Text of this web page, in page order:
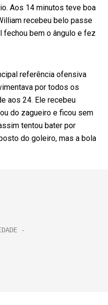
Aos 14 minutos teve boa
recebeu belo passe
fechou bem o ângulo e fez
referência ofensiva
por todos os
aos 24. Ele recebeu
do zagueiro e ficou sem
tentou bater por
do goleiro, mas a bola